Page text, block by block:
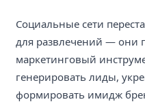
Социальные сети
для развлечений — они
маркетинговый
генерировать лиды,
формировать имидж